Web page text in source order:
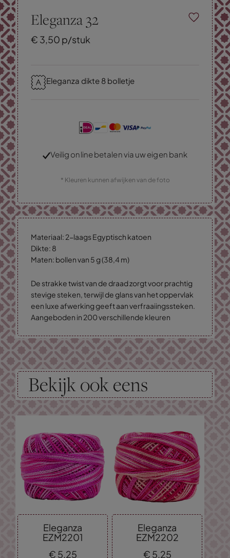
Eleganza 32
€ 3,50 p/stuk
Eleganza dikte 8 bolletje
Veilig online betalen via uw eigen bank
* Kleuren kunnen afwijken van de foto
Materiaal: 2-laags Egyptisch katoen
Dikte: 8
Maten: bollen van 5 g (38,4 m)
De strakke twist van de draad zorgt voor prachtig
stevige steken, terwijl de glans van het oppervlak
een luxe afwerking geeft aan verfraaiingssteken.
Aangeboden in 200 verschillende kleuren
Bekijk ook eens
Eleganza
EZM2201
€ 5,25
Eleganza
EZM2202
€ 5,25